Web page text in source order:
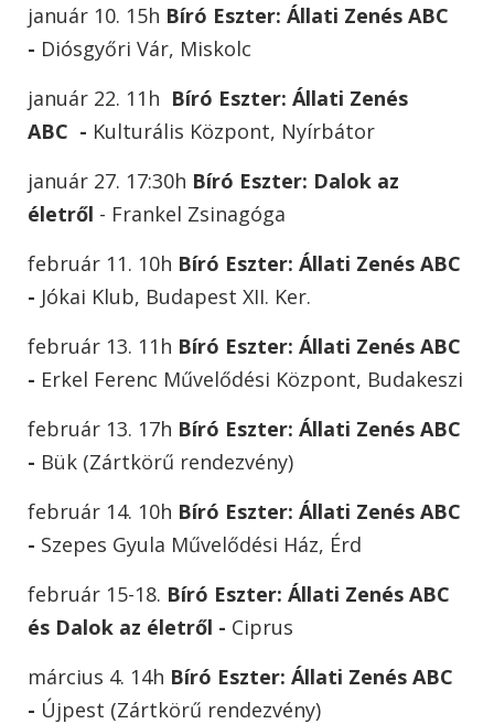
január 10. 15h Bíró Eszter: Állati Zenés ABC
- Diósgyőri Vár, Miskolc
január 22. 11h Bíró Eszter: Állati Zenés
ABC - Kulturális Központ, Nyírbátor
január 27. 17:30h Bíró Eszter: Dalok az
életről - Frankel Zsinagóga
február 11. 10h Bíró Eszter: Állati Zenés ABC
- Jókai Klub, Budapest XII. Ker.
február 13. 11h Bíró Eszter: Állati Zenés ABC
- Erkel Ferenc Művelődési Központ, Budakeszi
február 13. 17h Bíró Eszter: Állati Zenés ABC
- Bük (Zártkörű rendezvény)
február 14. 10h Bíró Eszter: Állati Zenés ABC
- Szepes Gyula Művelődési Ház, Érd
február 15-18. Bíró Eszter: Állati Zenés ABC
és Dalok az életről - Ciprus
március 4. 14h Bíró Eszter: Állati Zenés ABC
- Újpest (Zártkörű rendezvény)